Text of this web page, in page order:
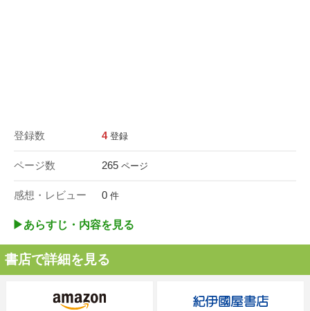
登録数 4 登録
ページ数 265 ページ
感想・レビュー 0 件
▶︎あらすじ・内容を見る
書店で詳細を見る